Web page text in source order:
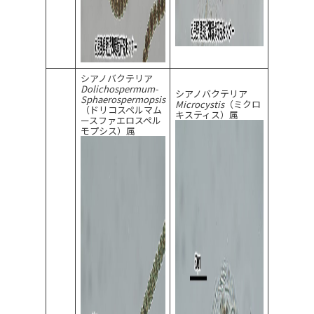
シアノバクテリア
Dolichospermum-
Sphaerospermopsis
（ドリコスペルマム
ースファエロスペル
モプシス）属
シアノバクテリア
Microcystis（ミクロ
キスティス）属